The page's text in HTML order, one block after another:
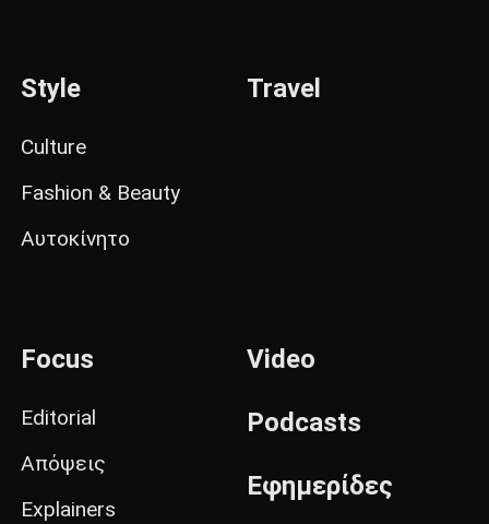
Style
Culture
Fashion & Beauty
Αυτοκίνητο
Travel
Focus
Editorial
Απόψεις
Explainers
Video
Podcasts
Εφημερίδες